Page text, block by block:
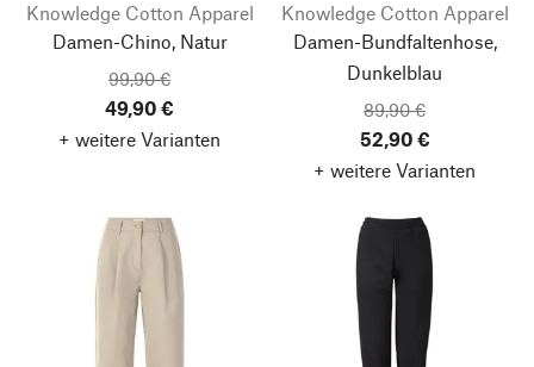
Knowledge Cotton Apparel
Damen-Chino, Natur
99,90 €
49,90 €
+ weitere Varianten
Knowledge Cotton Apparel
Damen-Bundfaltenhose,
Dunkelblau
89,90 €
52,90 €
+ weitere Varianten